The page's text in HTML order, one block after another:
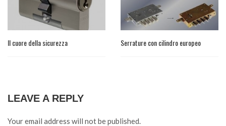
Il cuore della sicurezza Serrature con cilindro europeo
LEAVE A REPLY
Your email address will not be published.